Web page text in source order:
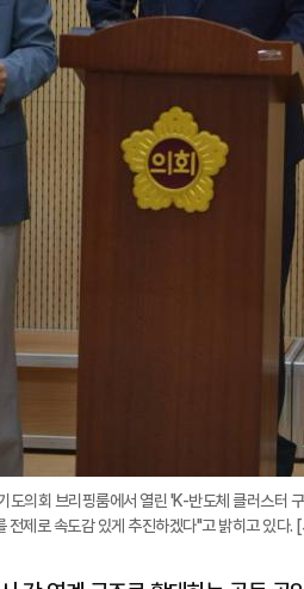
도의회 브리핑룸에서 열린 'K-반도체 클러스터
전제로 속도감 있게 추진하겠다"고 밝히고 있다.